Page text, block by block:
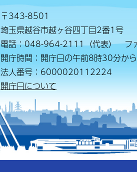
〒343-8501
埼玉県越谷市越ヶ谷四丁目2番1号
電話：048-964-2111（代表） フ
開庁時間：開庁日の午前8時30分か
法人番号：6000020112224
開庁日について